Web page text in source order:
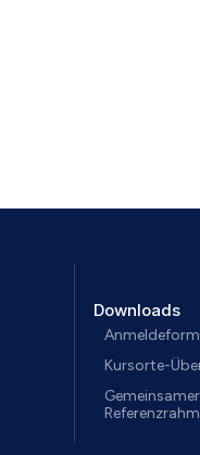
Downloads
Kursorte-